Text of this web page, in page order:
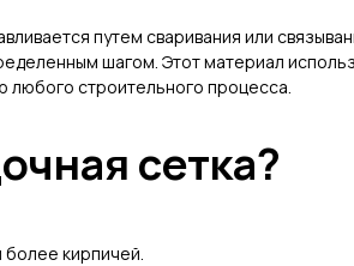
путем сваривания или
шагом. Этот материал
любого строительного процесса.
сетка?
более кирпичей.